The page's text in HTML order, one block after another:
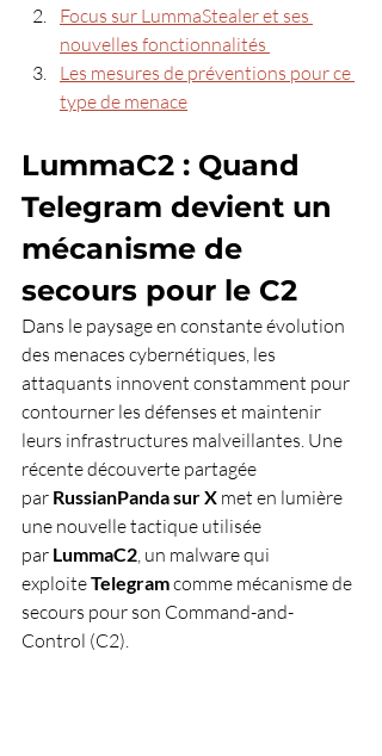
Focus sur LummaStealer et ses
nouvelles fonctionnalités
Les mesures de préventions pour ce
type de menace
LummaC2 : Quand
Telegram devient un
mécanisme de
secours pour le C2
Dans le paysage en constante évolution
des menaces cybernétiques, les
attaquants innovent constamment pour
contourner les défenses et maintenir
leurs infrastructures malveillantes. Une
récente découverte partagée
par RussianPanda sur X met en lumière
une nouvelle tactique utilisée
par LummaC2, un malware qui
exploite Telegram comme mécanisme de
secours pour son Command-and-
Control (C2).